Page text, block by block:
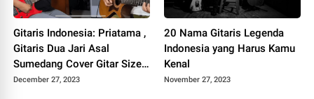
Gitaris Indonesia: Priatama ,
Gitaris Dua Jari Asal
Sumedang Cover Gitar Size
The Day Buat Para Gitaris
December 27, 2023
20 Nama Gitaris Legenda
Indonesia yang Harus Kamu
Kenal
November 27, 2023